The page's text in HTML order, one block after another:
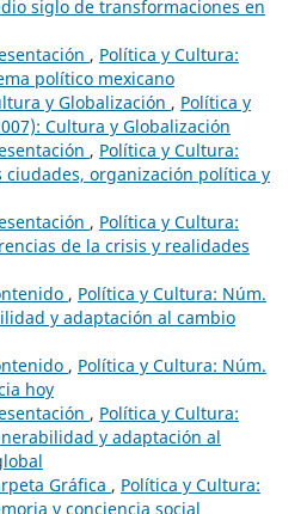
siglo de transformaciones en
, Política y Cultura:
político mexicano
y Globalización , Política y
Cultura y Globalización
, Política y Cultura:
ciudades, organización política y
, Política y Cultura:
de la crisis y realidades
, Política y Cultura: Núm.
y adaptación al cambio
, Política y Cultura: Núm.
hoy
, Política y Cultura:
y adaptación al
Gráfica , Política y Cultura:
y conciencia social